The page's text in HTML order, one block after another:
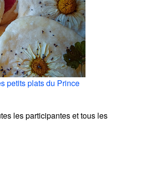
petits plats du Prince
les participantes et tous les